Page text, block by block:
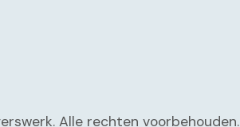
Alle rechten voorbehouden.